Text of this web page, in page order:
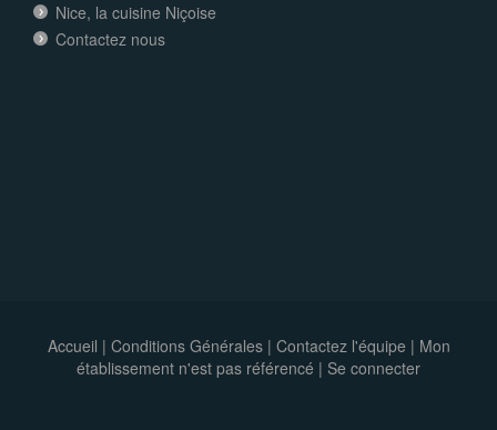
Nice, la cuisine Niçoise
Contactez nous
Accueil | Conditions Générales| Contactez l'équipe | Mon
établissement n'est pas référencé | Se connecter